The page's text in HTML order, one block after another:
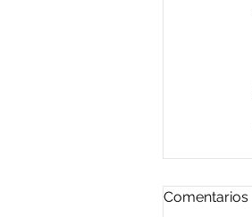
Comentarios